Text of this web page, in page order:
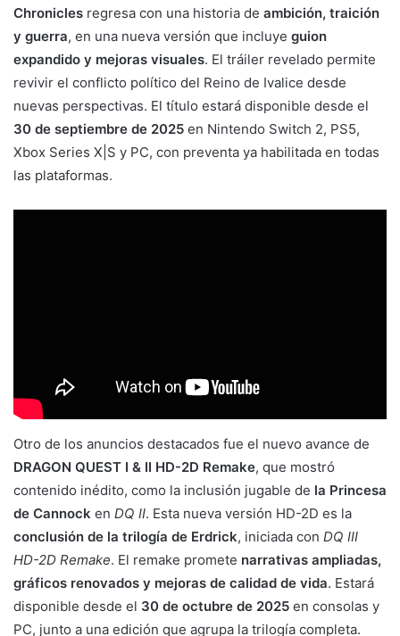
Chronicles regresa con una historia de ambición, traición
y guerra, en una nueva versión que incluye guion
expandido y mejoras visuales. El tráiler revelado permite
revivir el conflicto político del Reino de Ivalice desde
nuevas perspectivas. El título estará disponible desde el
30 de septiembre de 2025 en Nintendo Switch 2, PS5,
Xbox Series X|S y PC, con preventa ya habilitada en todas
las plataformas.
Otro de los anuncios destacados fue el nuevo avance de
DRAGON QUEST I & II HD-2D Remake, que mostró
contenido inédito, como la inclusión jugable de la Princesa
de Cannock en DQ II. Esta nueva versión HD-2D es la
conclusión de la trilogía de Erdrick, iniciada con DQ III
HD-2D Remake. El remake promete narrativas ampliadas,
gráficos renovados y mejoras de calidad de vida. Estará
disponible desde el 30 de octubre de 2025 en consolas y
PC, junto a una edición que agrupa la trilogía completa.